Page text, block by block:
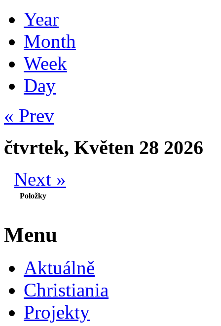
Year
Month
Week
Day
« Prev
čtvrtek, Květen 28 2026
Next »
Položky
Menu
Aktuálně
Christiania
Projekty